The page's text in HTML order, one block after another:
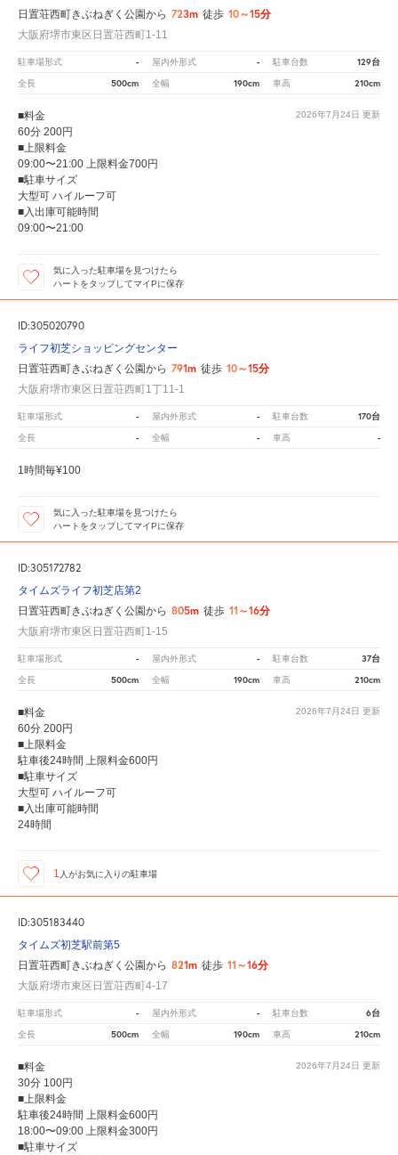
日置荘西町きぶねぎく公園から 723m 徒歩 10～15分
大阪府堺市東区日置荘西町1-11
駐車場形式 - 屋内外形式 - 駐車台数 129台
全長 500cm 全幅 190cm 車高 210cm
2026年7月24日 更新
■料金
60分 200円
■上限料金
09:00〜21:00 上限料金700円
■駐車サイズ
大型可 ハイルーフ可
■入出庫可能時間
09:00〜21:00
気に入った駐車場を見つけたら
ハートをタップしてマイPに保存
ID:305020790
ライフ初芝ショッピングセンター
日置荘西町きぶねぎく公園から 791m 徒歩 10～15分
大阪府堺市東区日置荘西町1丁11-1
駐車場形式 - 屋内外形式 - 駐車台数 170台
全長 - 全幅 - 車高 -
1時間毎¥100
気に入った駐車場を見つけたら
ハートをタップしてマイPに保存
ID:305172782
タイムズライフ初芝店第2
日置荘西町きぶねぎく公園から 805m 徒歩 11～16分
大阪府堺市東区日置荘西町1-15
駐車場形式 - 屋内外形式 - 駐車台数 37台
全長 500cm 全幅 190cm 車高 210cm
2026年7月24日 更新
■料金
60分 200円
■上限料金
駐車後24時間 上限料金600円
■駐車サイズ
大型可 ハイルーフ可
■入出庫可能時間
24時間
1 人がお気に入りの駐車場
ID:305183440
タイムズ初芝駅前第5
日置荘西町きぶねぎく公園から 821m 徒歩 11～16分
大阪府堺市東区日置荘西町4-17
駐車場形式 - 屋内外形式 - 駐車台数 6台
全長 500cm 全幅 190cm 車高 210cm
2026年7月24日 更新
■料金
30分 100円
■上限料金
駐車後24時間 上限料金600円
18:00〜09:00 上限料金300円
■駐車サイズ